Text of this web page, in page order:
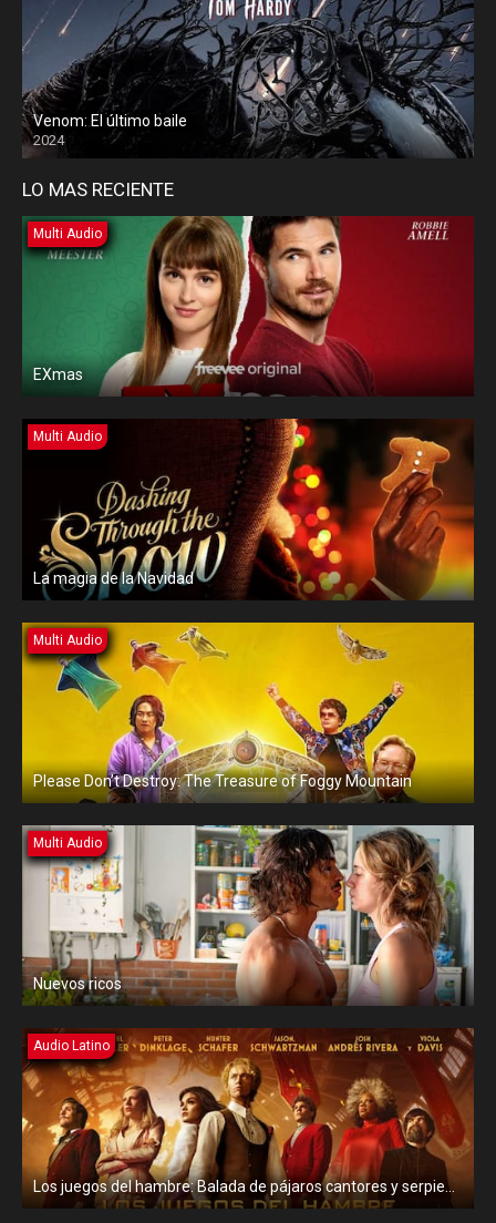
Venom: El último baile
2024
LO MAS RECIENTE
Multi Audio
EXmas
Multi Audio
La magia de la Navidad
Multi Audio
Please Don’t Destroy: The Treasure of Foggy Mountain
Multi Audio
Nuevos ricos
Audio Latino
Los juegos del hambre: Balada de pájaros cantores y serpientes